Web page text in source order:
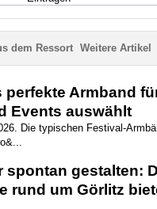
Weitere Artikel
perfekte Armband
Events auswählt
Die typischen Festival-
spontan gestalten:
rund um Görlitz